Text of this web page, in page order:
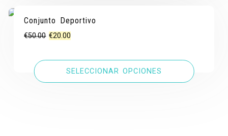
Conjunto Deportivo
€50.00 El
original
€20.00
actual
es:
SELECCIONAR OPCIONES